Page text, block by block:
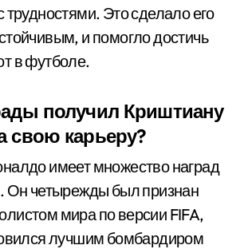
трудностями. Это сделало его
и помогло достичь
в футболе.
получил Криштиану
свою карьеру?
имеет множество наград
Он четырежды был признан
мира по версии FIFA,
лучшим бомбардиром